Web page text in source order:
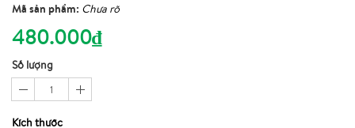
Mã sản phẩm: Chưa rõ
480.000₫
Số lượng
1
Kích thước